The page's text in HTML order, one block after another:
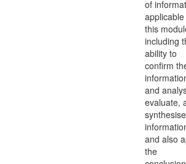
of
this
including
ability to
confirm
and
evaluate,
and also
the